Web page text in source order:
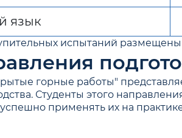
язык
испытаний размещены
горные работы"
Студенты этого
применять их на